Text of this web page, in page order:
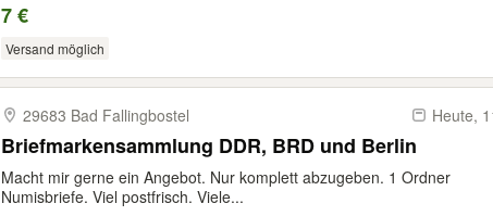
7 €
Versand möglich
29683 Bad Fallingbostel Heute,
Briefmarkensammlung DDR, BRD und Berlin
Macht mir gerne ein Angebot. Nur komplett abzugeben. 1 Ordner
Numisbriefe. Viel postfrisch. Viele...